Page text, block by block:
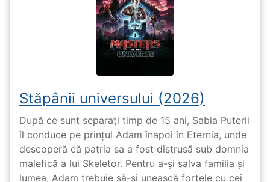
Stăpânii universului (2026)
După ce sunt separați timp de 15 ani, Sabia Puterii
îl conduce pe prințul Adam înapoi în Eternia, unde
descoperă că patria sa a fost distrusă sub domnia
malefică a lui Skeletor. Pentru a-și salva familia și
lumea, Adam trebuie să-și unească forțele cu cei